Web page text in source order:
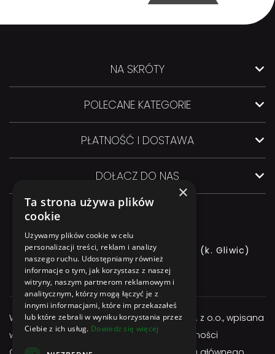
NA SKRÓTY
POLECANE KATEGORIE
PŁATNOŚĆ I DOSTAWA
DOŁĄCZ DO NAS
ul. GLIWICKA 3, 44-145 PILCHOWICE (k. Gliwic)
+48 544 544 064
Właścicielem serwisu jest firma Atexbud Sp. z o.o., wpisana
w Centralnej Ewidencji i Informacji o Działalności
×
Ta strona używa plików
cookie
Używamy plików cookie w celu
personalizacji treści, reklam i analizy
naszego ruchu. Udostępniamy również
informacje o tym, jak korzystasz z naszej
witryny, naszym partnerom reklamowym i
analitycznym, którzy mogą łączyć je z
innymi informacjami, które im przekazałeś
lub które zebrali w wyniku korzystania przez
Ciebie z ich usług. Dowiedz się więcej